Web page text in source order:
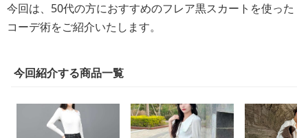
今回は、50代の方におすすめのフレア黒スカートを使った
コーデ術をご紹介いたします。
今回紹介する商品一覧